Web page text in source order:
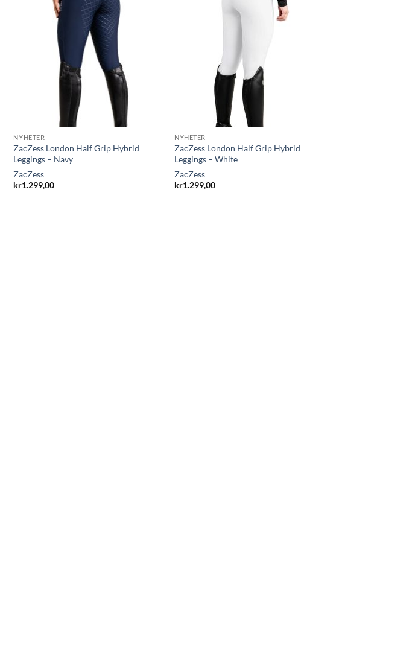
NYHETER
ZacZess London Half Grip Hybrid
Leggings – Navy
ZacZess
kr1.299,00
NYHETER
ZacZess London Half Grip Hybrid
Leggings – White
ZacZess
kr1.299,00